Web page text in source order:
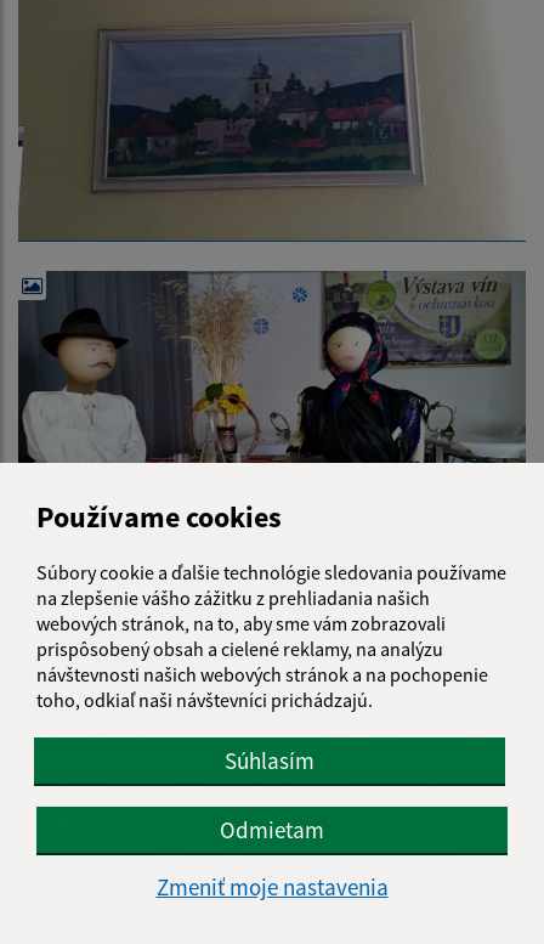
Používame cookies
Súbory cookie a ďalšie technológie sledovania používame
na zlepšenie vášho zážitku z prehliadania našich
webových stránok, na to, aby sme vám zobrazovali
prispôsobený obsah a cielené reklamy, na analýzu
návštevnosti našich webových stránok a na pochopenie
toho, odkiaľ naši návštevníci prichádzajú.
Súhlasím
Odmietam
Zmeniť moje nastavenia